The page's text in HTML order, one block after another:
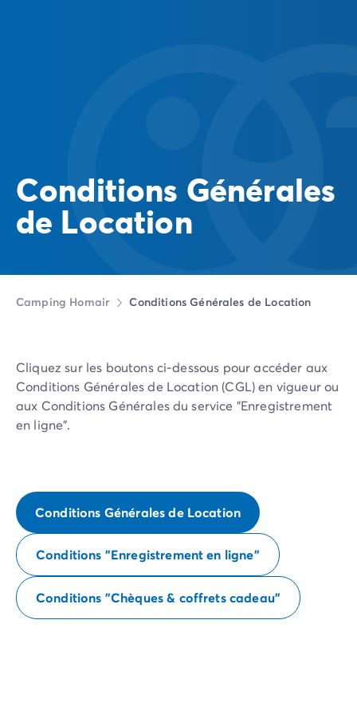
Conditions Générales
de Location
Camping Homair Conditions Générales de Location
Cliquez sur les boutons ci-dessous pour accéder aux
Conditions Générales de Location (CGL) en vigueur ou
aux Conditions Générales du service "Enregistrement
en ligne".
Conditions Générales de Location
Conditions "Enregistrement en ligne"
Conditions "Chèques & coffrets cadeau"